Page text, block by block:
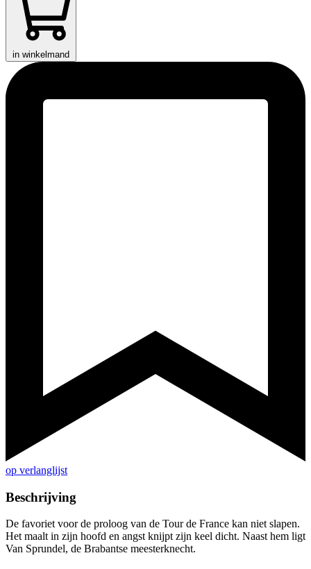
in winkelmand
op verlanglijst
Beschrijving
De favoriet voor de proloog van de Tour de France kan niet slapen.
Het maalt in zijn hoofd en angst knijpt zijn keel dicht. Naast hem ligt
Van Sprundel, de Brabantse meesterknecht.